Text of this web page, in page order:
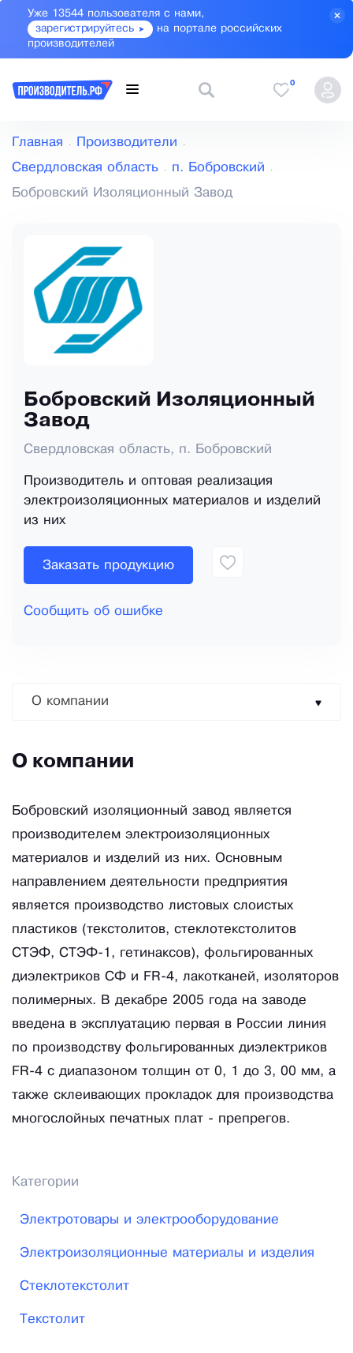
Уже 13544 пользователя с нами,
зарегистрируйтесь
на портале российских
производителей
0
Главная Производители
Свердловская область п. Бобровский
Бобровский Изоляционный Завод
Бобровский Изоляционный
Завод
Свердловская область, п. Бобровский
Производитель и оптовая реализация
электроизоляционных материалов и изделий
из них
Заказать продукцию
Сообщить об ошибке
О компании
О компании
Бобровский изоляционный завод является
производителем электроизоляционных
материалов и изделий из них. Основным
направлением деятельности предприятия
является производство листовых слоистых
пластиков (текстолитов, стеклотекстолитов
СТЭФ, СТЭФ-1, гетинаксов), фольгированных
диэлектриков СФ и FR-4, лакотканей, изоляторов
полимерных. В декабре 2005 года на заводе
введена в эксплуатацию первая в России линия
по производству фольгированных диэлектриков
FR-4 с диапазоном толщин от 0, 1 до 3, 00 мм, а
также склеивающих прокладок для производства
многослойных печатных плат - препрегов.
Категории
Электротовары и электрооборудование
Электроизоляционные материалы и изделия
Стеклотекстолит
Текстолит